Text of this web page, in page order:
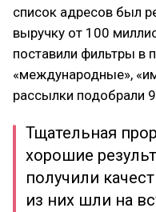
список адресов был
выручку от 100
поставили фильтры в
«международные»,
рассылки подобрали
Тщательная
хорошие
получили
из них шли на